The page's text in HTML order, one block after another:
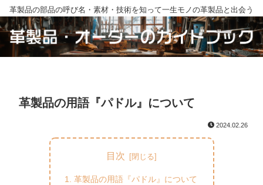
革製品の部品の呼び名・素材・技術を知って一生モノの革製品と出会う
革製品の用語『パドル』について
2024.02.26
目次
革製品の用語『パドル』について